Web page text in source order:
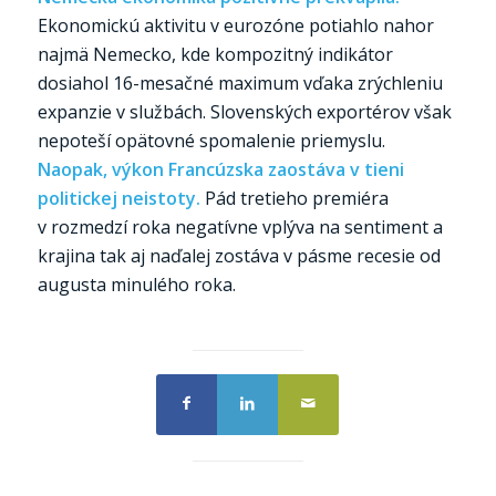
Ekonomickú aktivitu v eurozóne potiahlo nahor
najmä Nemecko, kde kompozitný indikátor
dosiahol 16-mesačné maximum vďaka zrýchleniu
expanzie v službách. Slovenských exportérov však
nepoteší opätovné spomalenie priemyslu.
Naopak, výkon Francúzska zaostáva v tieni
politickej neistoty. Pád tretieho premiéra
v rozmedzí roka negatívne vplýva na sentiment a
krajina tak aj naďalej zostáva v pásme recesie od
augusta minulého roka.